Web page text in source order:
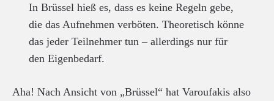
In Brüssel hieß es, dass es keine Regeln gebe,
die das Aufnehmen verböten. Theoretisch könne
das jeder Teilnehmer tun – allerdings nur für
den Eigenbedarf.
Aha! Nach Ansicht von „Brüssel“ hat Varoufakis also